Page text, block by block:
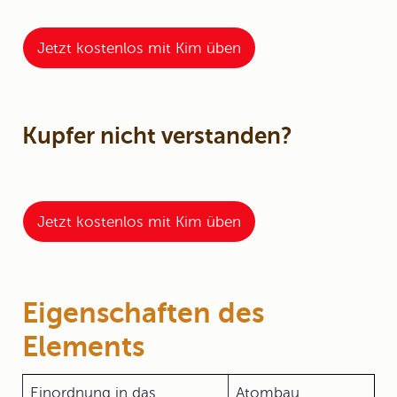
Jetzt kostenlos mit Kim üben
Kupfer nicht verstanden?
Jetzt kostenlos mit Kim üben
Eigenschaften des
Elements
Einordnung in das Atombau